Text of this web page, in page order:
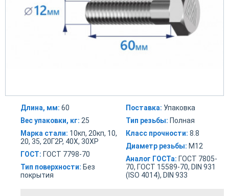
Длина, мм: 60
Вес упаковки, кг: 25
Марка стали: 10кп, 20кп, 10,
20, 35, 20Г2Р, 40Х, 30ХР
ГОСТ: ГОСТ 7798-70
Тип поверхности: Без
покрытия
Поставка: Упаковка
Тип резьбы: Полная
Класс прочности: 8.8
Диаметр резьбы: М12
Аналог ГОСТа: ГОСТ 7805-
70, ГОСТ 15589-70, DIN 931
(ISO 4014), DIN 933